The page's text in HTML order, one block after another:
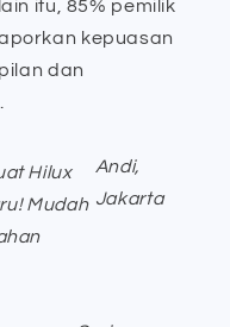
itu, 85% pemilik
kepuasan
dan
Hilux
Mudah
Andi,
Jakarta